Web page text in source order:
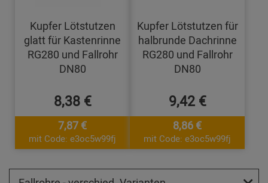
Kupfer Lötstutzen
glatt für Kastenrinne
RG280 und Fallrohr
DN80
8,38 €
7,87 €
mit Code: e3oc5w99fj
Kupfer Lötstutzen für
halbrunde Dachrinne
RG280 und Fallrohr
DN80
9,42 €
8,86 €
mit Code: e3oc5w99fj